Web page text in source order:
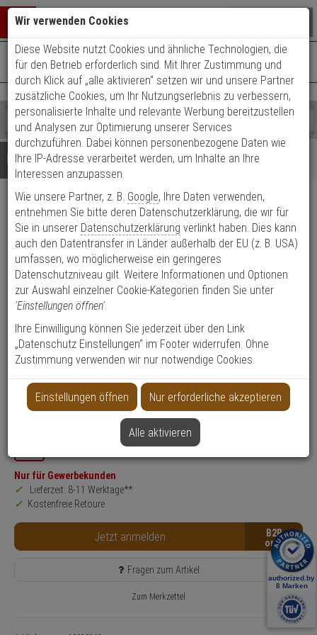
Warenkorb schließen
0 ARTIKEL IM WARENKORB
Ihr Warenkorb ist momentan leer.
Ergebnisse ()
Fertig
Shop
durchsuchen
Bitte
geben
Sie
Zeichen
ein,
um
Suche
starten.
Es
wurde
noch
Suche
gestartet
+49 (0)821 899 493-0Mo. - Do.: 8:00 - 16:30 | Fr.: 8:00 - 14:00 Uhr
Details Beratung
Satel SP-4003 O Außensirene
orange 120dB 12V
Produktmerkmale
Datenblatt drucken
Produktinformationen
Sirene
Einsatzgebiet:Außenbereich
Sirenenlautstärke:120 dB
Leuchtmittel: LED-Blitzlicht
Alarmsignalisierung, Metall-Innenabdeckung
Nur für Gewerbekunden
Lieferzeit: 8-11 Werktage**
Kostenfreie Retoure
Jetzt anmelden B2B
Fragen zum Artikel
Zum Merkzettel
Wir verwenden Cookies
Diese Website nutzt Cookies und ähnliche Technologien, die
für den Betrieb erforderlich sind. Mit Ihrer Zustimmung und
durch Klick auf „alle aktivieren“ setzen wir und unsere Partner
zusätzliche Cookies, um Ihr Nutzungserlebnis zu verbessern,
personalisierte Inhalte und relevante Werbung bereitzustellen
und Analysen zur Optimierung unserer Services
durchzuführen. Dabei können personenbezogene Daten wie
Ihre IP-Adresse verarbeitet werden, um Inhalte an Ihre
Interessen anzupassen.
Wie unsere Partner, z. B. Google, Ihre Daten verwenden,
entnehmen Sie bitte deren Datenschutzerklärung, die wir für
Sie in unserer Datenschutzerklärung verlinkt haben. Dies kann
auch den Datentransfer in Länder außerhalb der EU (z. B. USA)
umfassen, wo möglicherweise ein geringeres
Datenschutzniveau gilt. Weitere Informationen und Optionen
zur Auswahl einzelner Cookie-Kategorien finden Sie unter
'Einstellungen öffnen'.
Ihre Einwilligung können Sie jederzeit über den Link
„Datenschutz Einstellungen“ im Footer widerrufen. Ohne
Zustimmung verwenden wir nur notwendige Cookies.
Einstellungen öffnen Nur erforderliche akzeptieren
Alle aktivieren